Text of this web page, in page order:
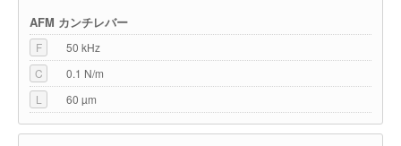
AFM カンチレバー
F
50 kHz
C
0.1 N/m
L
60 µm